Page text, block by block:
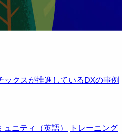
クスが推進しているDXの事例
ュニティ（英語）
トレーニング